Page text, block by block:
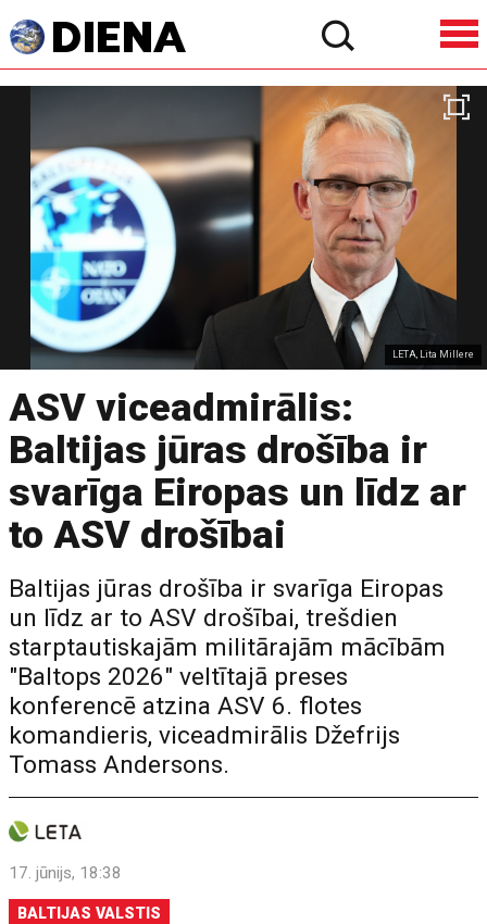
LETA, Lita Millere
ASV viceadmirālis:
Baltijas jūras drošība ir
svarīga Eiropas un līdz ar
to ASV drošībai
Baltijas jūras drošība ir svarīga Eiropas
un līdz ar to ASV drošībai, trešdien
starptautiskajām militārajām mācībām
"Baltops 2026" veltītajā preses
konferencē atzina ASV 6. flotes
komandieris, viceadmirālis Džefrijs
Tomass Andersons.
17. jūnijs, 18:38
BALTIJAS VALSTIS